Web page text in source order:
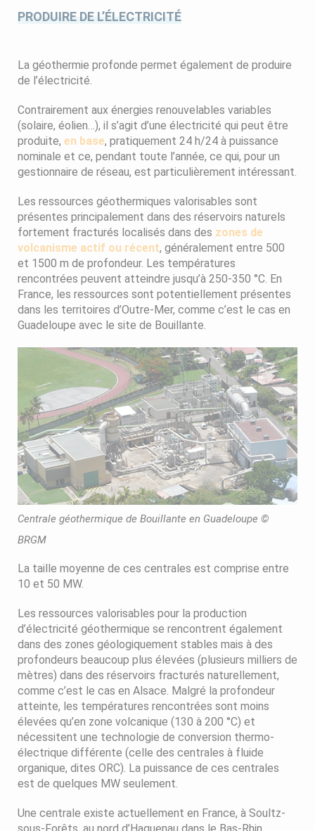
PRODUIRE DE L’ÉLECTRICITÉ
La géothermie profonde permet également de produire
de l’électricité.
Contrairement aux énergies renouvelables variables
(solaire, éolien…), il s’agit d’une électricité qui peut être
produite, en base, pratiquement 24 h/24 à puissance
nominale et ce, pendant toute l’année, ce qui, pour un
gestionnaire de réseau, est particulièrement intéressant.
Les ressources géothermiques valorisables sont
présentes principalement dans des réservoirs naturels
fortement fracturés localisés dans des zones de
volcanisme actif ou récent, généralement entre 500
et 1500 m de profondeur. Les températures
rencontrées peuvent atteindre jusqu’à 250-350 °C. En
France, les ressources sont potentiellement présentes
dans les territoires d’Outre-Mer, comme c’est le cas en
Guadeloupe avec le site de Bouillante.
Centrale géothermique de Bouillante en Guadeloupe ©
BRGM
La taille moyenne de ces centrales est comprise entre
10 et 50 MW.
Les ressources valorisables pour la production
d’électricité géothermique se rencontrent également
dans des zones géologiquement stables mais à des
profondeurs beaucoup plus élevées (plusieurs milliers de
mètres) dans des réservoirs fracturés naturellement,
comme c’est le cas en Alsace. Malgré la profondeur
atteinte, les températures rencontrées sont moins
élevées qu’en zone volcanique (130 à 200 °C) et
nécessitent une technologie de conversion thermo-
électrique différente (celle des centrales à fluide
organique, dites ORC). La puissance de ces centrales
est de quelques MW seulement.
Une centrale existe actuellement en France, à Soultz-
sous-Forêts, au nord d’Haguenau dans le Bas-Rhin.